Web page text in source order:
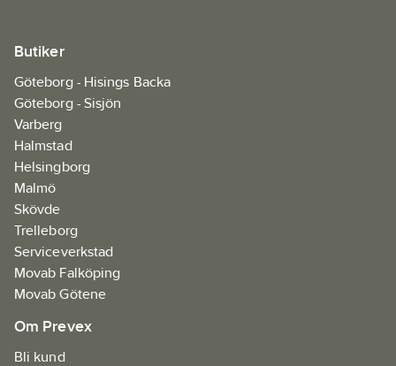
Butiker
Göteborg - Hisings Backa
Göteborg - Sisjön
Varberg
Halmstad
Helsingborg
Malmö
Skövde
Trelleborg
Serviceverkstad
Movab Falköping
Movab Götene
Om Prevex
Bli kund